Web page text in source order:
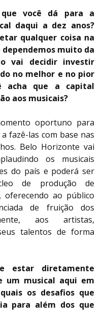
você dá para a
daqui a dez anos?
qualquer coisa na
muito da
vai decidir investir
no melhor e no pior
acha que a capital
aos musicais?
oportuno para
fazê-las com base nas
Belo Horizonte vai
os musicais
do país e poderá ser
de produção de
oferecendo ao público
de fruição dos
aos artistas,
talentos de forma
estar diretamente
um musical aqui em
os desafios que
para além dos que